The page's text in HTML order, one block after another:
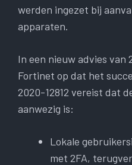
werden ingezet bij
apparaten.
In een nieuw advies van
Fortinet op dat het
2020-12812 vereist dat
aanwezig is:
Lokale
met 2FA,